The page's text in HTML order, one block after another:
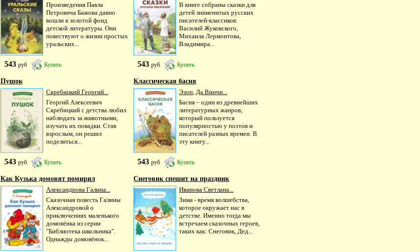
Произведения Павла
Петровича Бажова давно
вошли в золотой фонд
детской литературы. Они
повествуют о жизни простых
уральских...
543 руб Купить
В книге собраны сказки для
детей знаменитых русских
писателей-классиков:
Василий Жуковского,
Михаила Лермонтова,
Владимира...
543руб Купить
Пушок
Скребицкий Георгий...
Георгий Алексеевич
Скребицкий с детства любил
наблюдать за животными,
изучать их повадки. Став
взрослым, он решил
поделиться...
543 руб Купить
Классическая басня
Эзоп Да Винчи...
Басня – один из древнейших
литературных жанров,
который пользуется
популярностью у поэтов и
писателей разных времен. В
эту книгу...
543руб Купить
Как Кузька домовят помирил
Александрова Галина...
Сказочная повесть Галины
Александровой о
приключениях маленького
домовёнка из серии
"Библиотека школьника".
Однажды домовёнок...
Снеговик спешит на праздник
Иванова Светлана...
Зима - время волшебства,
которое окружает нас в
детстве. Именно тогда мы
встречаем сказочных героев,
таких как: Снеговик, Дед...